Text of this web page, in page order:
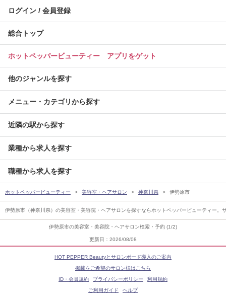
伊勢原市の美容室・美容院・ヘアサロン検索・予約 (1/2)
更新日：2026/08/08
ログイン / 会員登録
総合トップ
ホットペッパービューティー アプリをゲット
他のジャンルを探す
メニュー・カテゴリから探す
近隣の駅から探す
業種から求人を探す
職種から求人を探す
ホットペッパービューティー 美容室・ヘアサロン 神奈川県 伊勢原市
伊勢原市（神奈川県）の美容室・美容院・ヘアサロンを探すならホットペッパービューティー
HOT PEPPER Beautyとサロンボード導入のご案内
掲載をご希望のサロン様はこちら
ID・会員規約
プライバシーポリシー
利用規約
ご利用ガイド
ヘルプ